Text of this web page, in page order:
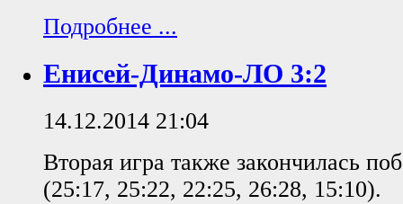
Подробнее ...
Енисей-Динамо-ЛО 3:2
14.12.2014 21:04
Вторая игра также закончилась
(25:17, 25:22, 22:25, 26:28, 15:10).